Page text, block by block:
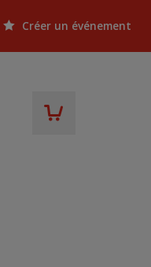
Créer un événement